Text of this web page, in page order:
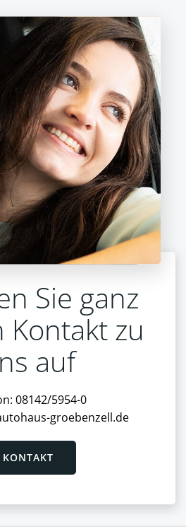
Sie ganz
Kontakt zu
auf
08142/5954-0
groebenzell.de
KONTAKT